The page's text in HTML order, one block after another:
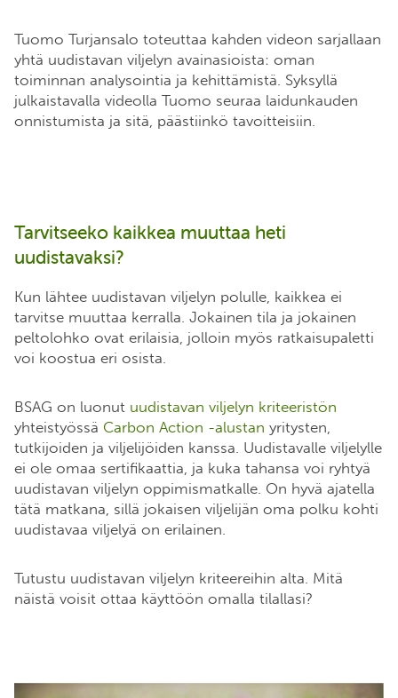
Tuomo Turjansalo toteuttaa kahden videon sarjallaan
yhtä uudistavan viljelyn avainasioista: oman
toiminnan analysointia ja kehittämistä. Syksyllä
julkaistavalla videolla Tuomo seuraa laidunkauden
onnistumista ja sitä, päästiinkö tavoitteisiin.
Tarvitseeko kaikkea muuttaa heti
uudistavaksi?
Kun lähtee uudistavan viljelyn polulle, kaikkea ei
tarvitse muuttaa kerralla. Jokainen tila ja jokainen
peltolohko ovat erilaisia, jolloin myös ratkaisupaletti
voi koostua eri osista.
BSAG on luonut uudistavan viljelyn kriteeristön
yhteistyössä Carbon Action -alustan yritysten,
tutkijoiden ja viljelijöiden kanssa. Uudistavalle viljelylle
ei ole omaa sertifikaattia, ja kuka tahansa voi ryhtyä
uudistavan viljelyn oppimismatkalle. On hyvä ajatella
tätä matkana, sillä jokaisen viljelijän oma polku kohti
uudistavaa viljelyä on erilainen.
Tutustu uudistavan viljelyn kriteereihin alta. Mitä
näistä voisit ottaa käyttöön omalla tilallasi?